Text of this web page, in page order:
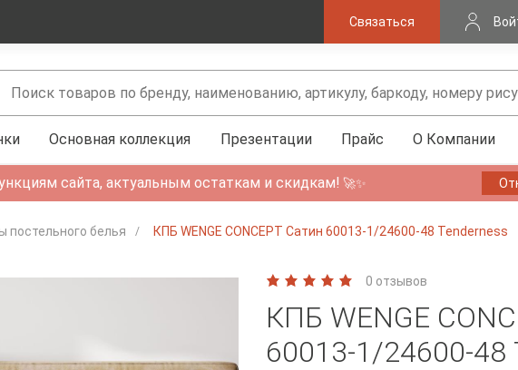
Связаться
Основная коллекция Презентации Прайс О Компании
сайта, актуальным остаткам и скидкам! 🚀✨
постельного белья КПБ WENGE CONCEPT Сатин 60013-1/24600-48 Tenderness
0 отзывов
КПБ WENGE
60013-1/24600-48